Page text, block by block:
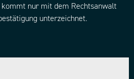
nur mit dem Rechtsanwalt
unterzeichnet.